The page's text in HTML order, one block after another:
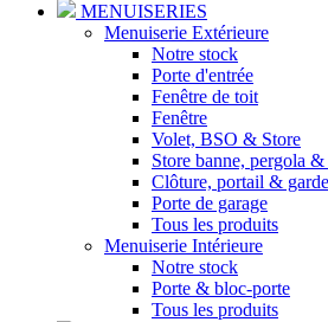
MENUISERIES
Menuiserie Extérieure
Notre stock
Porte d'entrée
Fenêtre de toit
Fenêtre
Volet, BSO & Store
Store banne, pergola
Clôture, portail &
Porte de garage
Tous les produits
Menuiserie Intérieure
Notre stock
Porte & bloc-porte
Tous les produits